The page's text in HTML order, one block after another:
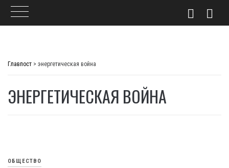
Главпост > энергетическая война
ЭНЕРГЕТИЧЕСКАЯ ВОЙНА
ОБЩЕСТВО